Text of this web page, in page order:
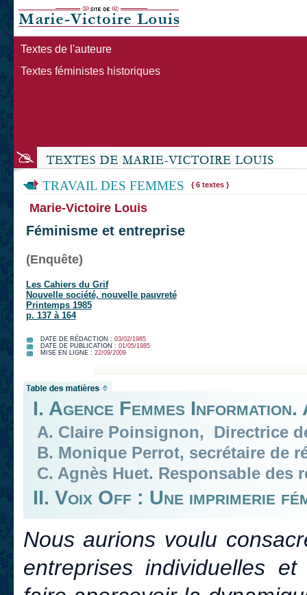
Textes de l'auteure
Textes féministes historiques
TRAVAIL DES FEMMES { 6 textes }
Marie-Victoire Louis
Féminisme et entreprise
(Enquête)
Les Cahiers du Grif
Nouvelle société, nouvelle pauvreté
Printemps 1985
p. 137 à 164
DATE DE RÉDACTION : 03/02/1985
DATE DE PUBLICATION : 01/05/1985
MISE EN LIGNE : 22/09/2009
I. Agence Femmes Information.
A. Claire Poinsignon, Directrice
B. Monique Perrot, secrétaire de
C. Agnès Huet. Responsable des
II. Voix Off : Une imprimerie
Nous aurions voulu
entreprises individuelles